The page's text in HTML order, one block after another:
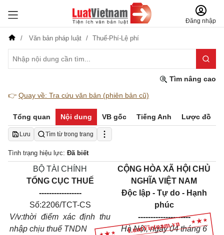
Đăng nhập
Văn bản pháp luật Thuế-Phí-Lệ phí
Tìm nâng cao
👉 Quay về: Tra cứu văn bản (phiên bản cũ)
Tổng quan Nội dung VB gốc Tiếng Anh Lược đồ
Lưu Tìm từ trong trang
Tình trạng hiệu lực: Đã biết
BỘ TÀI CHÍNH
TỔNG CỤC THUẾ
-----------------
Số:2206/TCT-CS
V/v:thời điểm xác định thu
nhập chịu thuế TNDN
CỘNG HÒA XÃ HỘI CHỦ
NGHĨA VIỆT NAM
Độc lập - Tự do - Hạnh
phúc
---------------------
Hà Nội, ngày 04 tháng 6